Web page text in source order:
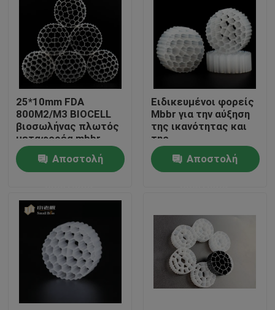
Περίπου εμείς
Γύρος εργοστασίων
Ποιοτικός έλεγχος
Μας ελάτε σε επαφή με
Ζητήστε ένα απόσπασμα
Μέσα φίλτρου MBBR
Βιο μέσα MBBR
25*10mm FDA
800M2/M3 BIOCELL
βιοσωλήνας πλωτός
μεταφορέα mbbr
φίλτρο
Αποστολή
Ειδικευμένοι φορείς
Mbbr για την αύξηση
της ικανότητας και
της
αποτελεσματικότητας
της βιολογικής
θεραπείας
Αποστολή